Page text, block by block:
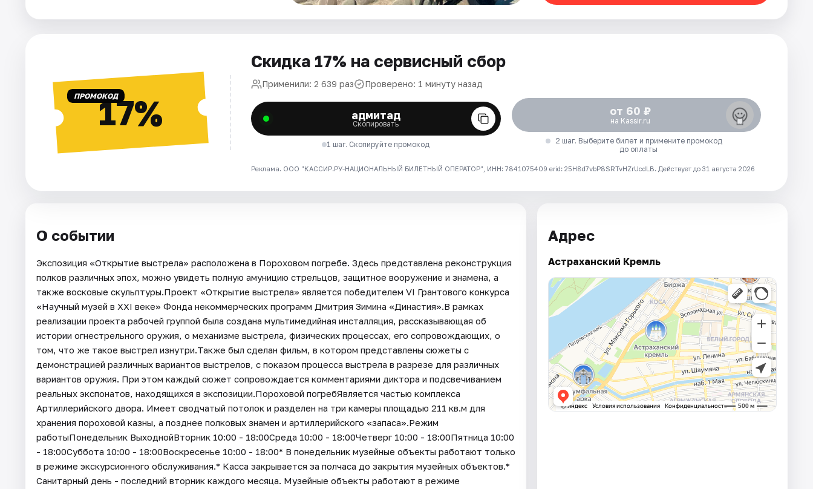
ПРОМОКОД17%
Скидка 17% на сервисный сбор
Применили: 2 639 раз Проверено: 1 минуту назад
адмитад
Скопировать
1 шаг. Скопируйте промокод
от 60 ₽
на Kassir.ru
2 шаг. Выберите билет и примените промокод
до оплаты
Реклама. ООО "КАССИР.РУ-НАЦИОНАЛЬНЫЙ БИЛЕТНЫЙ ОПЕРАТОР", ИНН: 7841075409 erid: 25H8d7vbP8SRTvHZrUcdLB. Действует до 31 августа 2026
О событии
Экспозиция «Открытие выстрела» расположена в Пороховом погребе. Здесь представлена реконструкция
полков различных эпох, можно увидеть полную амуницию стрельцов, защитное вооружение и знамена, а
также восковые скульптуры.Проект «Открытие выстрела» является победителем VI Грантового конкурса
«Научный музей в XXI веке» Фонда некоммерческих программ Дмитрия Зимина «Династия».В рамках
реализации проекта рабочей группой была создана мультимедийная инсталляция, рассказывающая об
истории огнестрельного оружия, о механизме выстрела, физических процессах, его сопровождающих, о
том, что же такое выстрел изнутри.Также был сделан фильм, в котором представлены сюжеты с
демонстрацией различных вариантов выстрелов, с показом процесса выстрела в разрезе для различных
вариантов оружия. При этом каждый сюжет сопровождается комментариями диктора и подсвечиванием
реальных экспонатов, находящихся в экспозиции.Пороховой погребЯвляется частью комплекса
Артиллерийского двора. Имеет сводчатый потолок и разделен на три камеры площадью 211 кв.м для
хранения пороховой казны, а позднее полковых знамен и артиллерийского «запаса».Режим
работыПонедельник ВыходнойВторник 10:00 - 18:00Среда 10:00 - 18:00Четверг 10:00 - 18:00Пятница 10:00
- 18:00Суббота 10:00 - 18:00Воскресенье 10:00 - 18:00* В понедельник музейные объекты работают только
в режиме экскурсионного обслуживания.* Касса закрывается за полчаса до закрытия музейных объектов.*
Санитарный день - последний вторник каждого месяца. Музейные объекты работают в режиме
Адрес
Астраханский Кремль